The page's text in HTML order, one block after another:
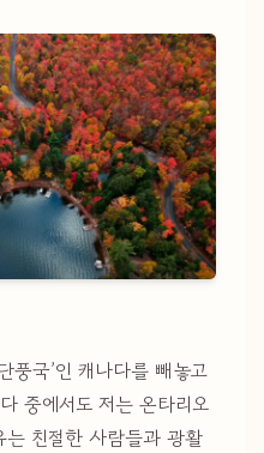
풍국’인 캐나다를 빼놓고
중에서도 저는 온타리오
는 친절한 사람들과 광활